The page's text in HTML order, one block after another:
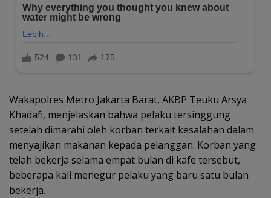
Wakapolres Metro Jakarta Barat, AKBP Teuku Arsya
Khadafi, menjelaskan bahwa pelaku tersinggung
setelah dimarahi oleh korban terkait kesalahan dalam
menyajikan makanan kepada pelanggan. Korban yang
telah bekerja selama empat bulan di kafe tersebut,
beberapa kali menegur pelaku yang baru satu bulan
bekerja.